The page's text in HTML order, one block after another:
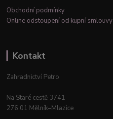
Obchodní podmínky
Online odstoupení od kupní smlouvy
Kontakt
Zahradnictví Petro
Na Staré cestě 3741
276 01 Mělník–Mlazice